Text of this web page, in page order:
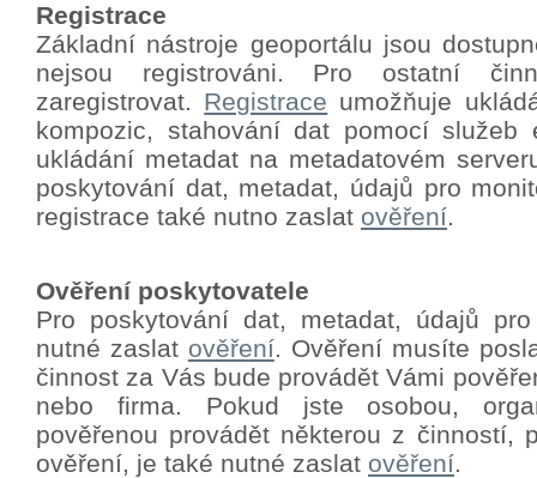
Registrace
Základní nástroje geoportálu jsou
nejsou registrováni. Pro ostatní
zaregistrovat. Registrace umožňuje
kompozic, stahování dat pomocíslužeb
ukládání metadat na metadatovém
poskytování dat, metadat, údajů pro
registrace také nutno zaslat ověření.
Ověření poskytovatele
Pro poskytování dat, metadat, údajů
nutné zaslat ověření. Ověření musíte
činnost za Vás bude provádět Vámi
nebo firma. Pokud jste osobou,
pověřenou provádět některou z činností,
ověření, je také nutné zaslat ověření.